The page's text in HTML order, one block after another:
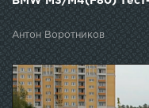
Антон Воротников